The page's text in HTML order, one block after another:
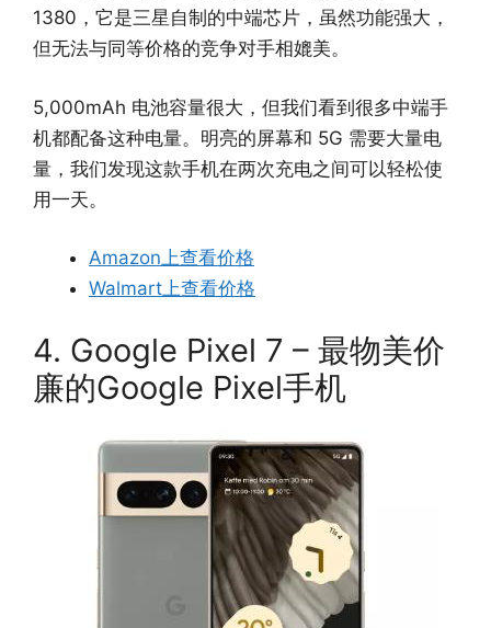
1380，它是三星自制的中端芯片，虽然功能强大，
但无法与同等价格的竞争对手相媲美。
5,000mAh 电池容量很大，但我们看到很多中端手
机都配备这种电量。明亮的屏幕和 5G 需要大量电
量，我们发现这款手机在两次充电之间可以轻松使
用一天。
Amazon上查看价格
Walmart上查看价格
4. Google Pixel 7 – 最物美价
廉的Google Pixel手机